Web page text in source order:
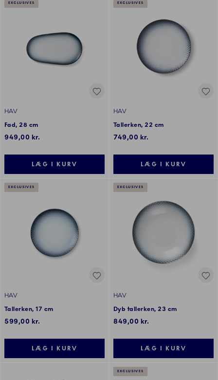
EXCLUSIVES
HAV
Fad, 28 cm
949,00 kr.
LÆG I KURV
EXCLUSIVES
HAV
Tallerken, 22 cm
749,00 kr.
LÆG I KURV
EXCLUSIVES
HAV
Tallerken, 17 cm
599,00 kr.
LÆG I KURV
EXCLUSIVES
HAV
Dyb tallerken, 23 cm
849,00 kr.
LÆG I KURV
EXCLUSIVES